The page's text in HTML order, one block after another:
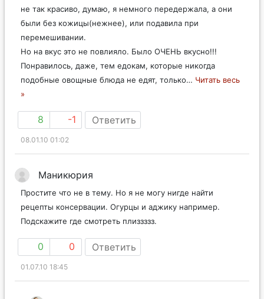
не так красиво, думаю, я немного передержала, а они
были без кожицы(нежнее), или подавила при
перемешивании.
Но на вкус это не повлияло. Было ОЧЕНЬ вкусно!!!
Понравилось, даже, тем едокам, которые никогда
подобные овощные блюда не едят, только… Читать весь
»
8 -1 Ответить
08.01.10 01:02
Маникюрия
Простите что не в тему. Но я не могу нигде найти
рецепты консервации. Огурцы и аджику например.
Подскажите где смотреть плиззззз.
0 0 Ответить
01.07.10 18:45